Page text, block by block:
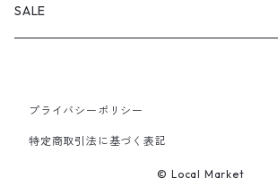
PANTS
SALE
PANTS
プライバシーポリシー
特定商取引法に基づく表記
© Local Market